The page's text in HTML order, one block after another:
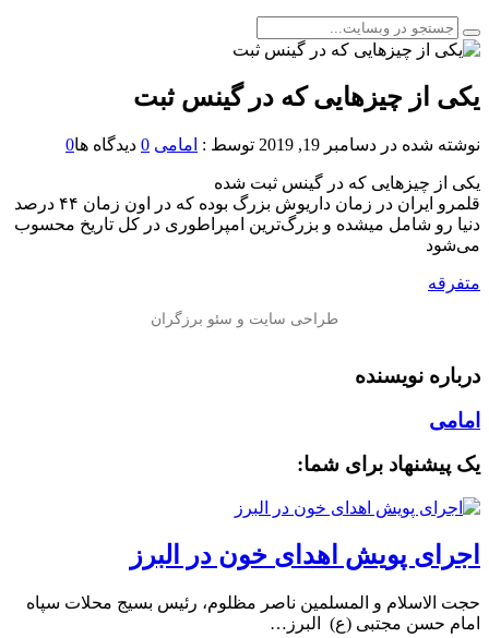
یکی از چیزهایی که در گینس ثبت
نوشته شده در دسامبر 19, 2019 توسط : امامی 0 دیدگاه ها0
یکی از چیزهایی که در گینس ثبت شده
قلمرو ایران در زمان داریوش بزرگ بوده که در اون زمان ۴۴ درصد
دنیا رو شامل میشده و بزرگ‌ترین امپراطوری در کل تاریخ محسوب
می‌‌شود
متفرقه
درباره نویسنده
امامی
یک پیشنهاد برای شما:
اجرای پویش اهدای خون در البرز
حجت الاسلام و المسلمین ناصر مظلوم، رئیس بسیج محلات سپاه
امام حسن مجتبی (ع) البرز…